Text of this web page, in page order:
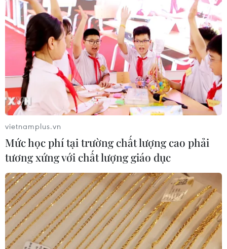
Vụ MobiFone mua AVG: Truy tố 2 nguyên
Bộ trưởng và 12 đồng phạm
19/10/2019 01:31
Có 13 bị can truy tố tội "Vi phạm các quy định về quản lý
đầu tư công gây hậu quả nghiêm trọng," 4 bị can
Nguyễn Bắc Son, Trương Minh Tuấn, Cao Duy Hải, Lê
Nam Trà bị truy tố thêm tội "Nhận hối lộ."
vietnamplus.vn
Mức học phí tại trường chất lượng cao phải
tương xứng với chất lượng giáo dục